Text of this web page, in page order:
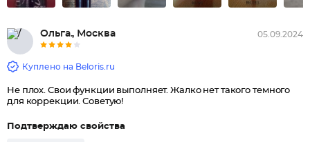
Ольга., Москва 05.09.2024
Куплено на Beloris.ru
Не плох. Свои функции выполняет. Жалко нет такого темного
для коррекции. Советую!
Подтверждаю свойства